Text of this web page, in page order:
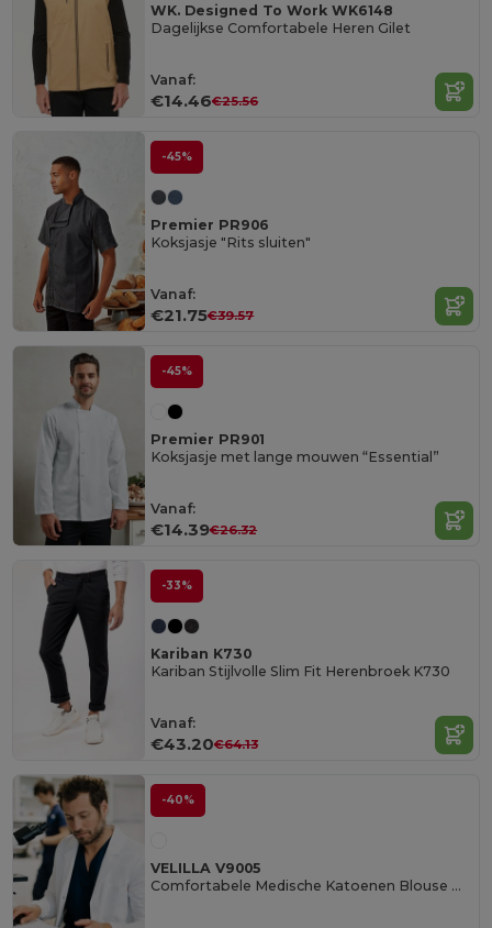
WK. Designed To Work WK6148
Dagelijkse Comfortabele Heren Gilet
Vanaf:
€14.46€25.56
-45%
Premier PR906
Koksjasje "Rits sluiten"
Vanaf:
€21.75€39.57
-45%
Premier PR901
Koksjasje met lange mouwen “Essential”
Vanaf:
€14.39€26.32
-33%
Kariban K730
Kariban Stijlvolle Slim Fit Herenbroek K730
Vanaf:
€43.20€64.13
-40%
VELILLA V9005
Comfortabele Medische Katoenen Blouse Met Zakken